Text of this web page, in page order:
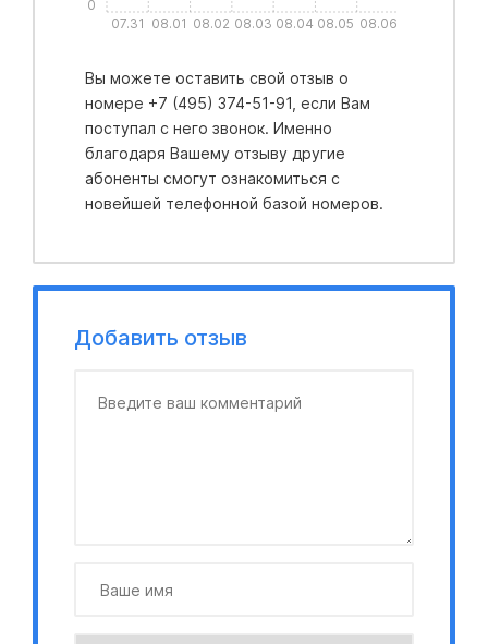
07.31 08.01 08.02 08.03 08.04 08.05 08.06
0
Вы можете оставить свой отзыв о
номере +7 (495) 374-51-91, если Вам
поступал с него звонок. Именно
благодаря Вашему отзыву другие
абоненты смогут ознакомиться с
новейшей телефонной базой номеров.
Добавить отзыв